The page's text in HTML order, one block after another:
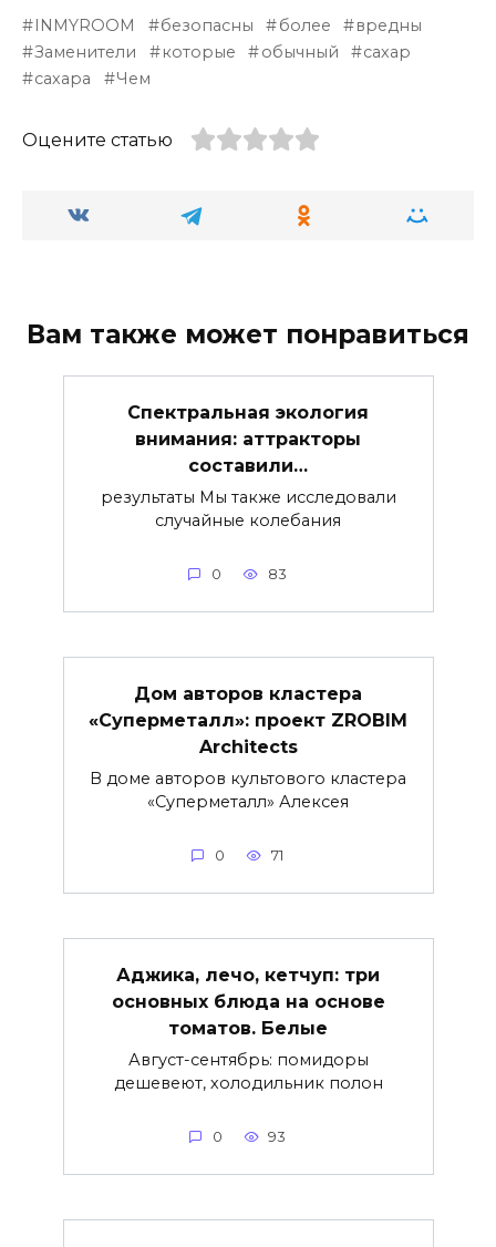
INMYROOM безопасны более
вредны
Заменители
которые обычный
сахар
сахара
Чем
Оцените статью
Вам также может понравиться
Спектральная экология
внимания: аттракторы
составили…
результаты Мы также исследовали
случайные колебания
0 83
Дом авторов кластера
«Суперметалл»: проект ZROBIM
Architects
В доме авторов культового кластера
«Суперметалл» Алексея
0 71
Аджика, лечо, кетчуп: три
основных блюда на основе
томатов. Белые
Август-сентябрь: помидоры
дешевеют, холодильник полон
0 93